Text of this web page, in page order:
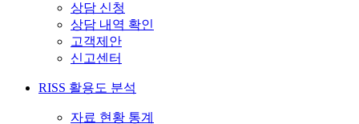
상담 신청
상담 내역 확인
고객제안
신고센터
RISS 활용도 분석
자료 현황 통계